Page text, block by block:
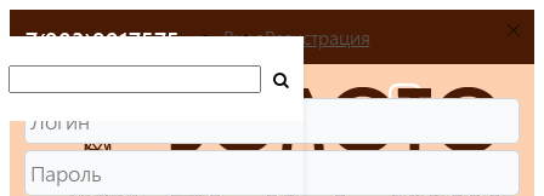
+7(903)9917575 ВходРегистрация